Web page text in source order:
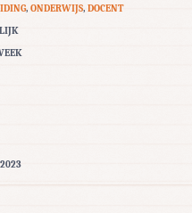
, ONDERWIJS, DOCENT